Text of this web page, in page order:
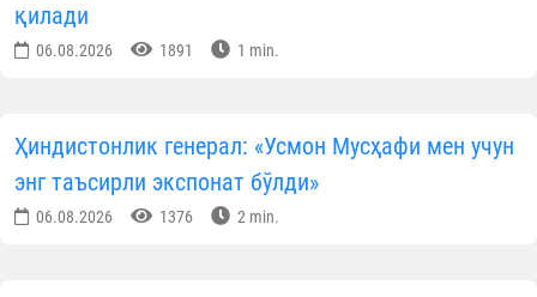
қилади
06.08.2026 1891 1 min.
Ҳиндистонлик генерал: «Усмон Мусҳафи мен учун
энг таъсирли экспонат бўлди»
06.08.2026 1376 2 min.